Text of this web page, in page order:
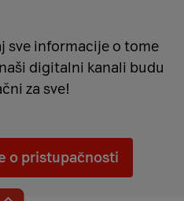
sve informacije o tome
digitalni kanali budu
za sve!
o pristupačnosti